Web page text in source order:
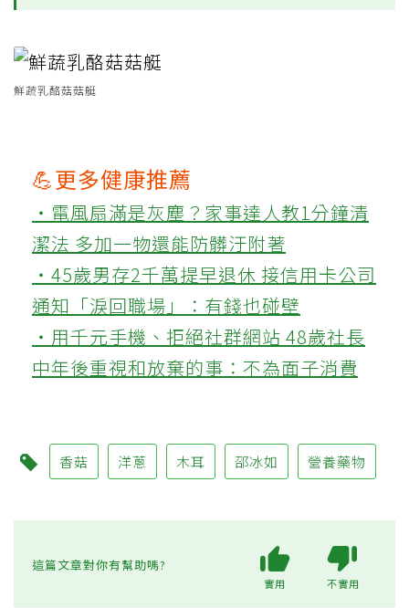
鮮蔬乳酪菇菇艇
💪更多健康推薦
‧電風扇滿是灰塵？家事達人教1分鐘清
潔法 多加一物還能防髒汙附著
‧45歲男存2千萬提早退休 接信用卡公司
通知「淚回職場」：有錢也碰壁
‧用千元手機、拒絕社群網站 48歲社長
中年後重視和放棄的事：不為面子消費
香菇 洋蔥 木耳 邵冰如 營養藥物
這篇文章對你有幫助嗎?
實用 不實用